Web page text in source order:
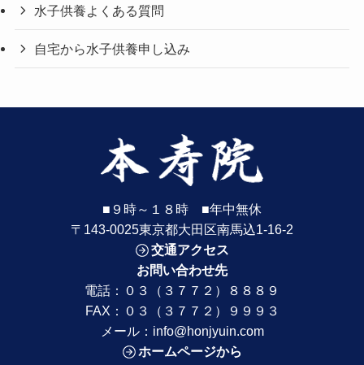
水子供養よくある質問
自宅から水子供養申し込み
■９時～１８時 ■年中無休
〒143-0025東京都大田区南馬込1-16-2
交通アクセス
お問い合わせ先
電話： ０３（３７７２）８８８９
FAX：０３（３７７２）９９９３
メール： info@honjyuin.com
ホームページから